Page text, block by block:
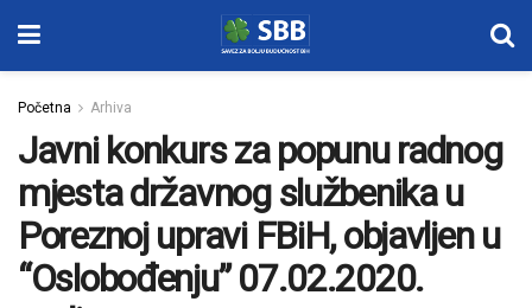
Početna Arhiva
Javni konkurs za popunu radnog
mjesta državnog službenika u
Poreznoj upravi FBiH, objavljen u
“Oslobođenju” 07.02.2020.